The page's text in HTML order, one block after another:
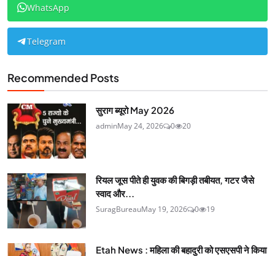
WhatsApp
Telegram
Recommended Posts
सुराग ब्यूरो May 2026
adminMay 24, 2026 0 20
रियल जूस पीते ही युवक की बिगड़ी तबीयत, गटर जैसे
स्वाद और...
SuragBureauMay 19, 2026 0 19
Etah News : महिला की बहादुरी को एसएसपी ने किया